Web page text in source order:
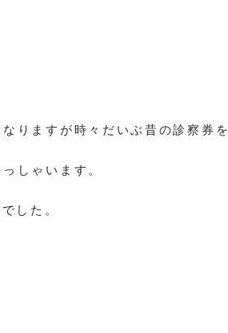
りますが時々だいぶ昔の診察券を
しゃいます。
した。